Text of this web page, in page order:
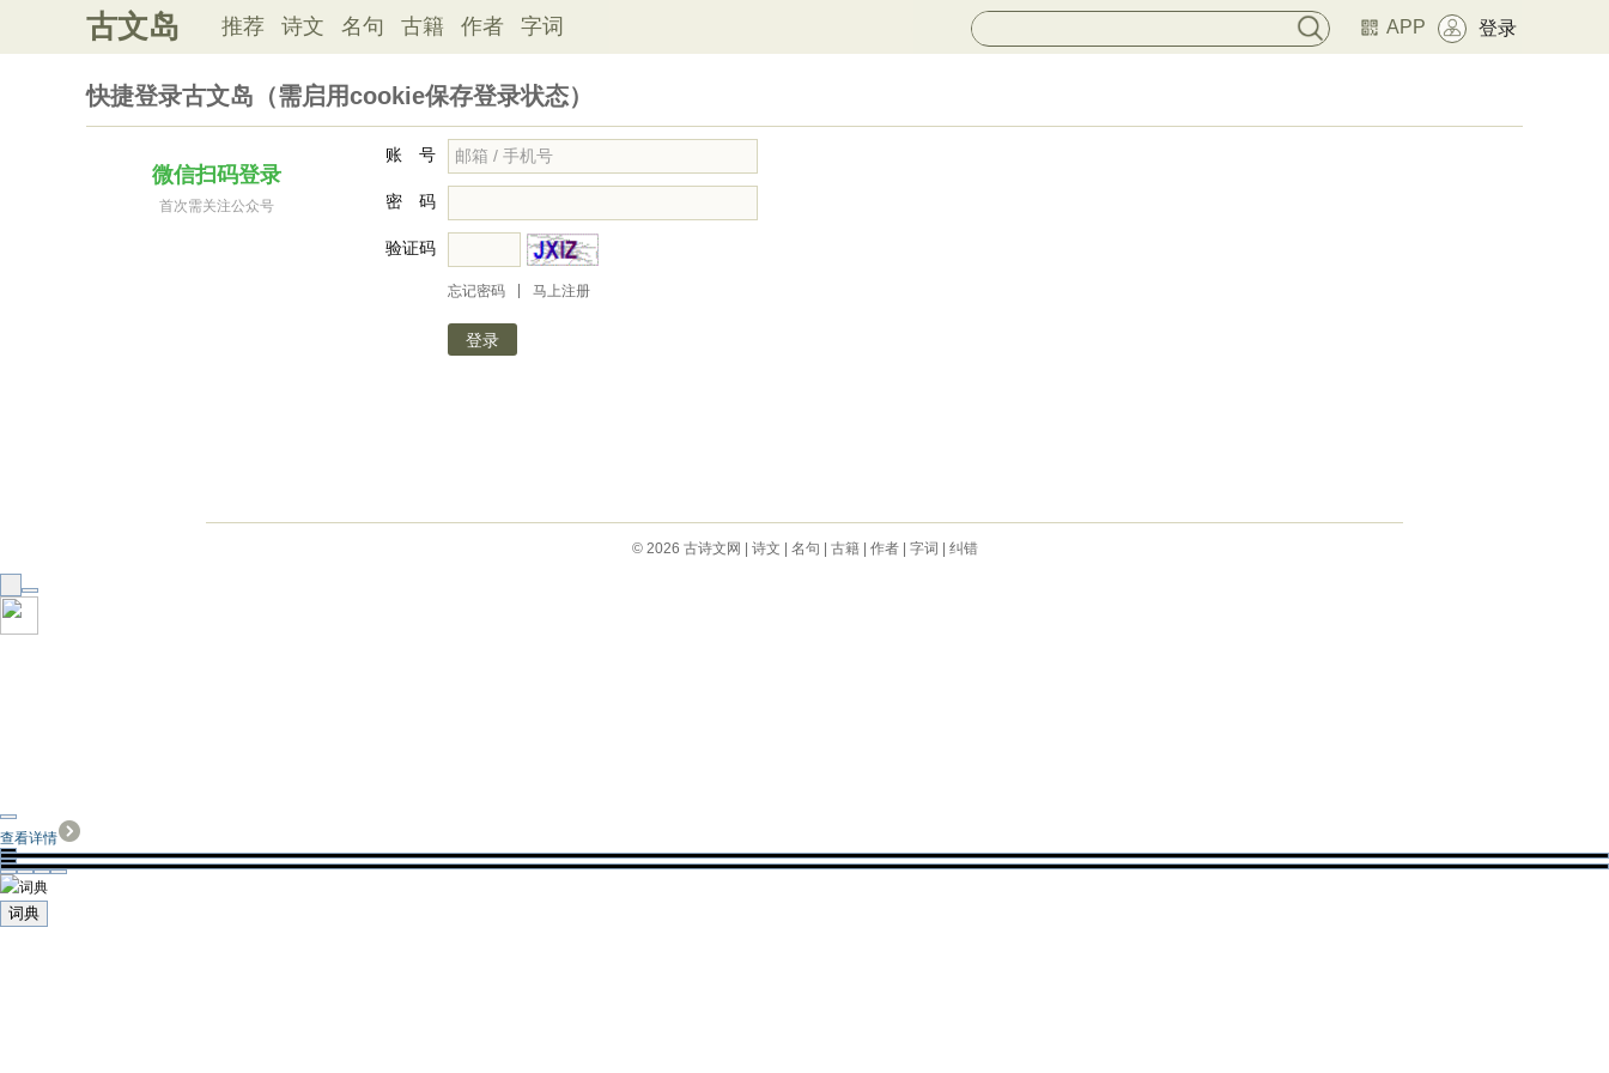
古文岛 推荐 诗文 名句 古籍 作者 字词 APP 登录
快捷登录古文岛（需启用cookie保存登录状态）
微信扫码登录
首次需关注公众号
账 号
密 码
验证码
忘记密码 马上注册
© 2026 古诗文网 诗文 名句 古籍| 作者| 字词 纠错
查看详情
词典